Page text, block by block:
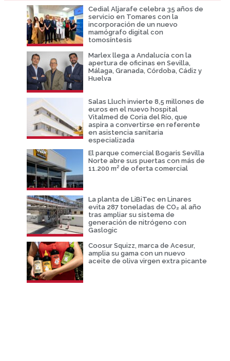
Cedial Aljarafe celebra 35 años de
servicio en Tomares con la
incorporación de un nuevo
mamógrafo digital con
tomosíntesis
Marlex llega a Andalucía con la
apertura de oficinas en Sevilla,
Málaga, Granada, Córdoba, Cádiz y
Huelva
Salas Lluch invierte 8,5 millones de
euros en el nuevo hospital
Vitalmed de Coria del Río, que
aspira a convertirse en referente
en asistencia sanitaria
especializada
El parque comercial Bogaris Sevilla
Norte abre sus puertas con más de
11.200 m² de oferta comercial
La planta de LiBiTec en Linares
evita 287 toneladas de CO₂ al año
tras ampliar su sistema de
generación de nitrógeno con
Gaslogic
Coosur Squizz, marca de Acesur,
amplia su gama con un nuevo
aceite de oliva virgen extra picante